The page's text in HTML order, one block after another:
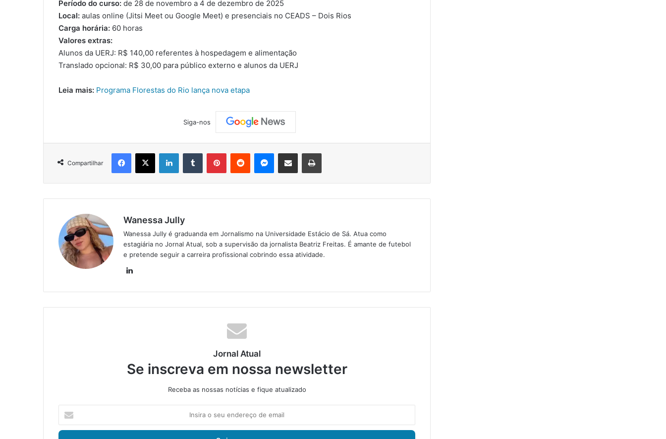
Período do curso: de 28 de novembro a 4 de dezembro de 2025
Local: aulas online (Jitsi Meet ou Google Meet) e presenciais no CEADS – Dois Rios
Carga horária: 60 horas
Valores extras:
Alunos da UERJ: R$ 140,00 referentes à hospedagem e alimentação
Translado opcional: R$ 30,00 para público externo e alunos da UERJ
Leia mais: Programa Florestas do Rio lança nova etapa
Siga-nos
Compartilhar
Wanessa Jully
Wanessa Jully é graduanda em Jornalismo na Universidade Estácio de Sá. Atua como
estagiária no Jornal Atual, sob a supervisão da jornalista Beatriz Freitas. É amante de futebol
e pretende seguir a carreira profissional cobrindo essa atividade.
din
Jornal Atual
Se inscreva em nossa newsletter
Receba as nossas notícias e fique atualizado
s